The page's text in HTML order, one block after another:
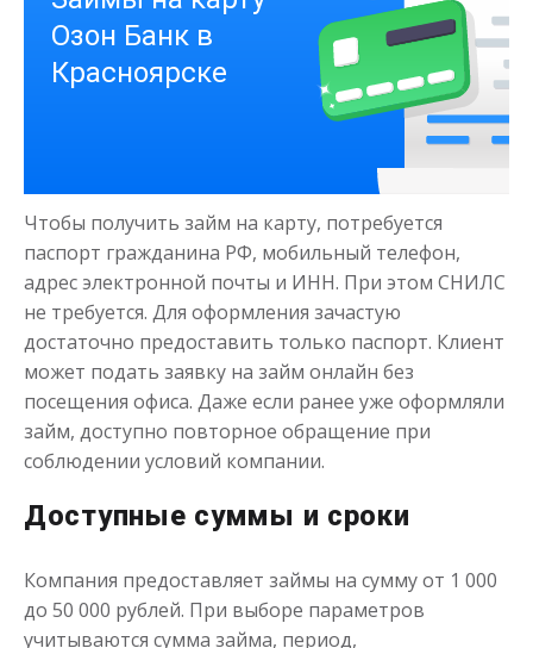
Сумма до50 000₽
Срок от 1 до 21 дня
Получить
Сумма до50 000₽
Чтобы получить займ на карту, потребуется
паспорт гражданина РФ, мобильный телефон,
адрес электронной почты и ИНН. При этом СНИЛС
не требуется. Для оформления зачастую
достаточно предоставить только паспорт. Клиент
может подать заявку на займ онлайн без
посещения офиса. Даже если ранее уже оформляли
займ, доступно повторное обращение при
соблюдении условий компании.
Доступные суммы и сроки
Компания предоставляет займы на сумму от 1 000
до 50 000 рублей. При выборе параметров
учитываются сумма займа, период,